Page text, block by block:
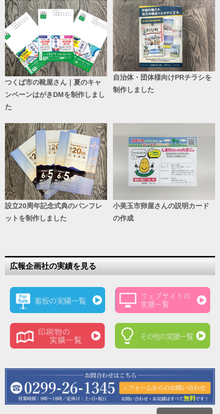
つくば市の靴屋さん｜夏のキャ
ンペーンはがきDMを制作しまし
た
自治体・団体様向けPRチラシを
制作しました
設立20周年記念式典のパンフレ
ットを制作しました
小美玉市卵屋さんの説明カード
の作成
広報企画社の実績を見る